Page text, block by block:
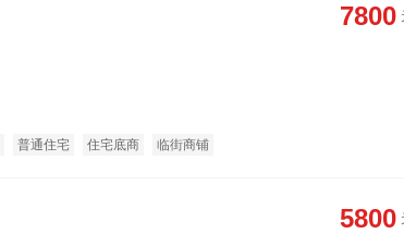
7800
普通住宅 住宅底商 临街商铺
5800